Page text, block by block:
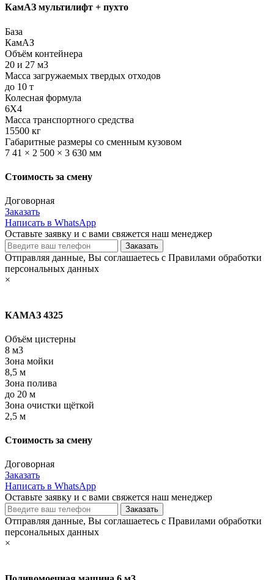
КамАЗ мультилифт + пухто
База
КамАЗ
Объём контейнера
20 и 27 м3
Масса загружаемых твердых отходов
до 10 т
Колесная формула
6X4
Масса транспортного средства
15500 кг
Габаритные размеры со сменным кузовом
7 41 × 2 500 × 3 630 мм
Стоимость за смену
Договорная
Заказать
Написать в WhatsApp
Оставьте заявку и с вами свяжется наш менеджер
Отправляя данные, Вы соглашаетесь с Правилами обработки
персональных данных
×
КАМАЗ 4325
Объём цистерны
8 м3
Зона мойки
8,5 м
Зона полива
до 20 м
Зона очистки щёткой
2,5 м
Стоимость за смену
Договорная
Заказать
Написать в WhatsApp
Оставьте заявку и с вами свяжется наш менеджер
Отправляя данные, Вы соглашаетесь с Правилами обработки
персональных данных
×